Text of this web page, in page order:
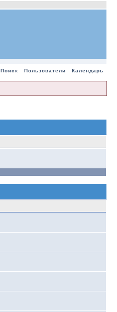
Поиск Пользователи Календарь